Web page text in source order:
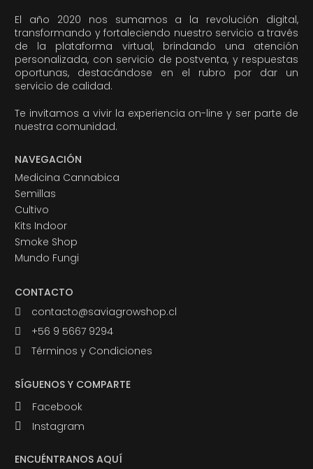
El año 2020 nos sumamos a la revolución digital,
transformando y fortaleciendo nuestro servicio a través
de la plataforma virtual, brindando una atención
personalizada, con servicio de postventa, y respuestas
oportunas, destacándose en el rubro por dar un
servicio de calidad.
Te invitamos a vivir la experiencia on-line y ser parte de
nuestra comunidad.
NAVEGACIÓN
Medicina Cannabica
Semillas
Cultivo
Kits Indoor
Smoke Shop
Mundo Fungi
CONTACTO
contacto@saviagrowshop.cl
+56 9 5667 9294
Términos y Condiciones
SÍGUENOS Y COMPARTE
Facebook
Instagram
ENCUÉNTRANOS AQUÍ